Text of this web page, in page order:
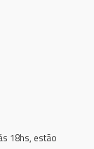
18hs, estão